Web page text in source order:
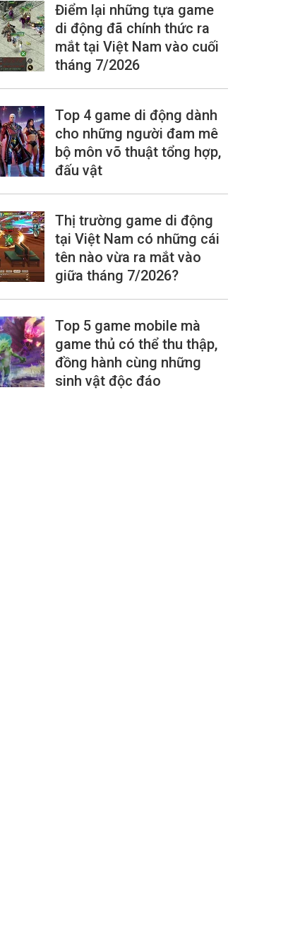
Điểm lại những tựa game
di động đã chính thức ra
mắt tại Việt Nam vào cuối
tháng 7/2026
Top 4 game di động dành
cho những người đam mê
bộ môn võ thuật tổng hợp,
đấu vật
Thị trường game di động
tại Việt Nam có những cái
tên nào vừa ra mắt vào
giữa tháng 7/2026?
Top 5 game mobile mà
game thủ có thể thu thập,
đồng hành cùng những
sinh vật độc đáo